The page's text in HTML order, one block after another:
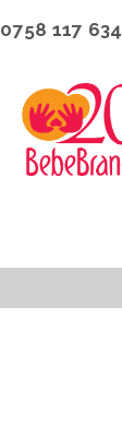
0758 117 634